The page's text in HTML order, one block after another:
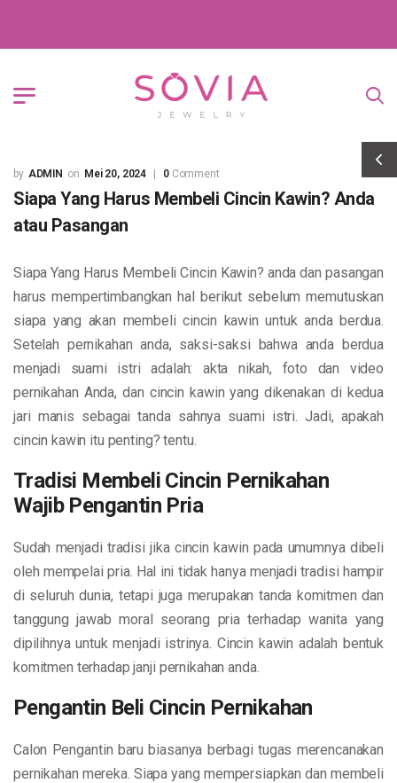
ADMIN Mei 20, 2024 0Comment
Siapa Yang Harus Membeli Cincin Kawin? Anda
atau Pasangan
Siapa Yang Harus Membeli Cincin Kawin? anda dan pasangan
harus mempertimbangkan hal berikut sebelum memutuskan
siapa yang akan membeli cincin kawin untuk anda berdua.
Setelah pernikahan anda, saksi-saksi bahwa anda berdua
menjadi suami istri adalah: akta nikah, foto dan video
pernikahan Anda, dan cincin kawin yang dikenakan di kedua
jari manis sebagai tanda sahnya suami istri. Jadi, apakah
cincin kawin itu penting? tentu.
Tradisi Membeli Cincin Pernikahan
Wajib Pengantin Pria
Sudah menjadi tradisi jika cincin kawin pada umumnya dibeli
oleh mempelai pria. Hal ini tidak hanya menjadi tradisi hampir
di seluruh dunia, tetapi juga merupakan tanda komitmen dan
tanggung jawab moral seorang pria terhadap wanita yang
dipilihnya untuk menjadi istrinya. Cincin kawin adalah bentuk
komitmen terhadap janji pernikahan anda.
Pengantin Beli Cincin Pernikahan
Calon Pengantin baru biasanya berbagi tugas merencanakan
pernikahan mereka. Siapa yang mempersiapkan dan membeli